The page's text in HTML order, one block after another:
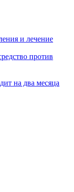
и лечение
против
на два месяца